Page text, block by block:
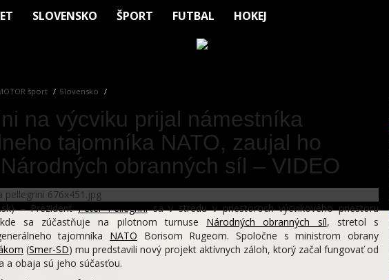
SLOVENSKO ŠPORT FUTBAL HOKEJ
šport Slovensko
na výcviku prijal námestníka
tajomníka NATO, zaujal ho
obranných síl – VIDEO
– PrezidentPeter Pellegrinisa v stredu v priestoroch výcvikového priestoru
sa zúčastňuje na pilotnom turnuse Národných obranných síl, stretol s
tajomníka NATO Borisom Rugeom. Spoločne s ministrom obrany
(Smer-SD) mu predstavili nový projekt aktívnych záloh, ktorý začal fungovať od
a obaja sú jeho súčasťou.